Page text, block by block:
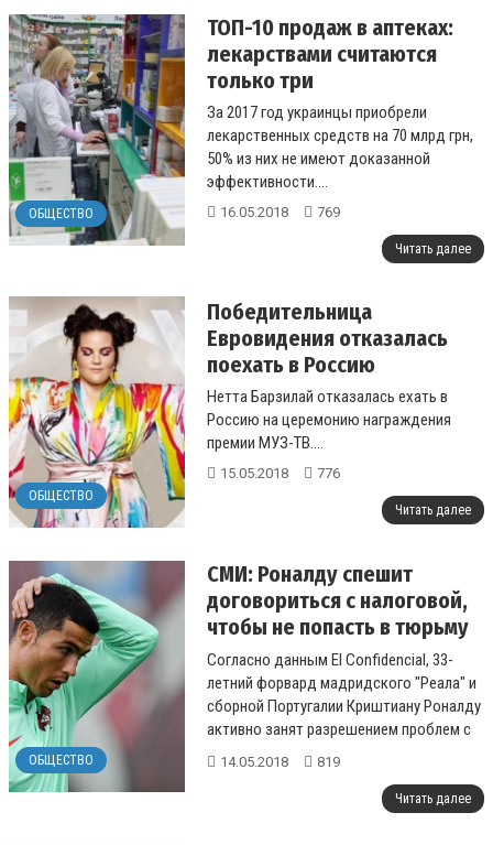
ОБЩЕСТВО
ТОП-10 продаж в аптеках:
лекарствами считаются
только три
За 2017 год украинцы приобрели
лекарственных средств на 70 млрд грн,
50% из них не имеют доказанной
эффективности....
16.05.2018 769
Читать далее
ОБЩЕСТВО
Победительница
Евровидения отказалась
поехать в Россию
Нетта Барзилай отказалась ехать в
Россию на церемонию награждения
премии МУЗ-ТВ....
15.05.2018 776
Читать далее
ОБЩЕСТВО
СМИ: Роналду спешит
договориться с налоговой,
чтобы не попасть в тюрьму
перед ЧМ
Согласно данным El Confidencial, 33-
летний форвард мадридского "Реала" и
сборной Португалии Криштиану Роналду
активно занят разрешением проблем с
испанской налоговой служ...
14.05.2018 819
Читать далее